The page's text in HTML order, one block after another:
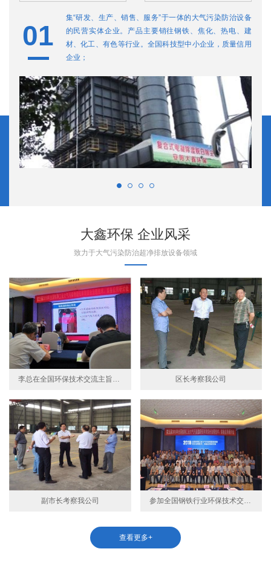
01
集“研发、生产、销售、服务”于一体的大气污染防治设备
的民营实体企业。产品主要销往钢铁、焦化、热电、建
材、化工、有色等行业。全国科技型中小企业，质量信用
企业；
大鑫环保 企业风采
致力于大气污染防治超净排放设备领域
李总在全国环保技术交流主旨演讲 区长考察我公司
副市长考察我公司 参加全国钢铁行业环保技术交流会
查看更多+